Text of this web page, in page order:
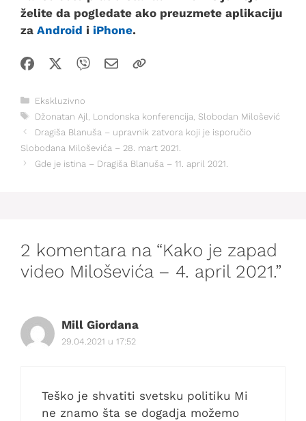
želite da pogledate ako preuzmete aplikaciju
za Android i iPhone.
Kategorije
Ekskluzivno
Oznake
Džonatan Ajl Londonska konferencija Slobodan Milošević
Dragiša Blanuša – upravnik zatvora koji je isporučio
Slobodana Miloševića – 28. mart 2021.
Gde je istina – Dragiša Blanuša – 11. april 2021.
2 komentara na “Kako je zapad
video Miloševića – 4. april 2021.”
Mill Giordana
29.04.2021 u 17:52
Teško je shvatiti svetsku politiku Mi
ne znamo šta se dogadja možemo